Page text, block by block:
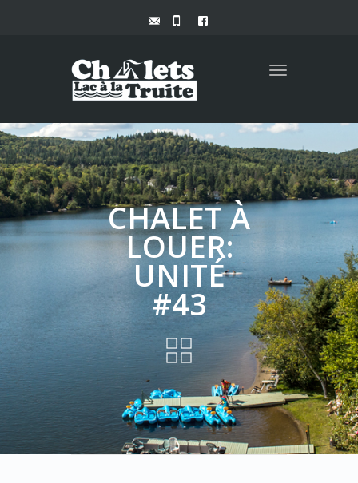
Toggle
CHALET À
LOUER:
UNITÉ
#43